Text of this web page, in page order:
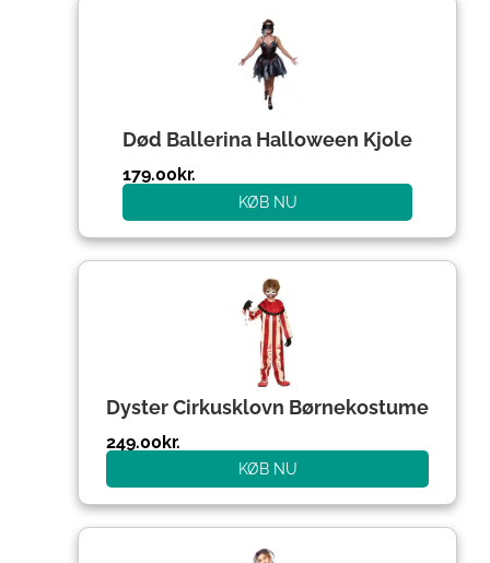
Død Ballerina Halloween Kjole
179.00kr.
KØB NU
Dyster Cirkusklovn Børnekostume
249.00kr.
KØB NU